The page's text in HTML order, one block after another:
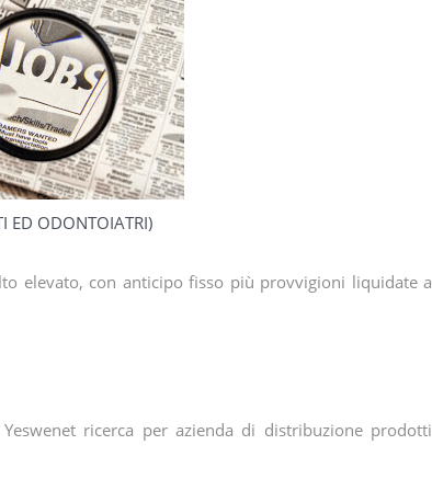
ED ODONTOIATRI)
elevato, con anticipo fisso più provvigioni liquidate a
ricerca per azienda di distribuzione prodotti